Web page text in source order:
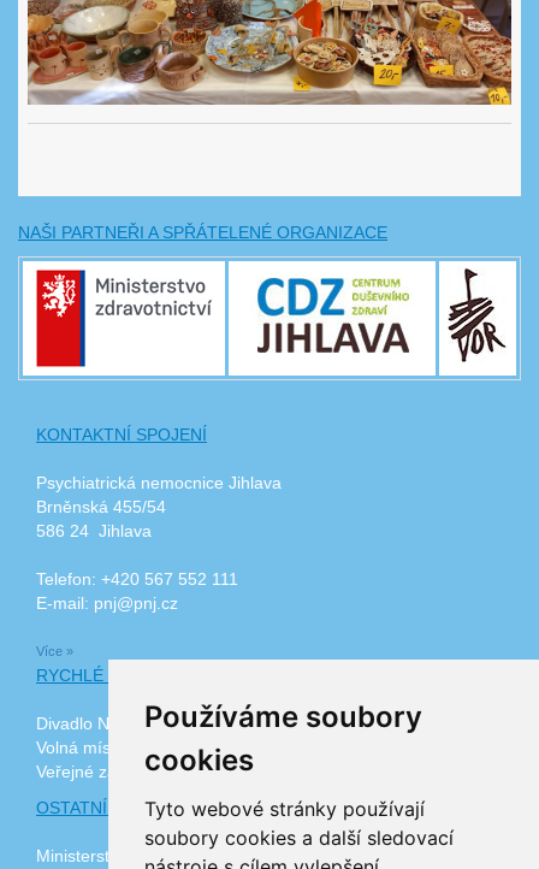
Používáme soubory
cookies
Tyto webové stránky používají
soubory cookies a další sledovací
NAŠI PARTNEŘI A SPŘÁTELENÉ ORGANIZACE
KONTAKTNÍ SPOJENÍ
Psychiatrická nemocnice Jihlava
Brněnská 455/54
586 24 Jihlava
Telefon: +420 567 552 111
E-mail: pnj@pnj.cz
Více »
RYCHLÉ ODKAZY
Divadlo Na Kopečku
Volná místa
Veřejné zakázky
OSTATNÍ ODKAZY
Ministerstvo zdravotnictví ČR